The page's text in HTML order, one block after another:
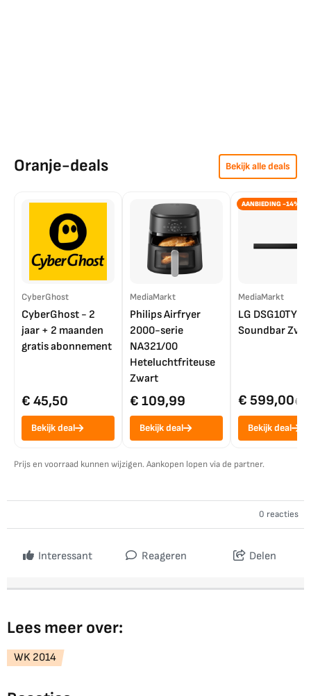
Oranje-deals Bekijk alle deals
CyberGhost
CyberGhost - 2
jaar + 2 maanden
gratis abonnement
€ 45,50
Bekijk deal
MediaMarkt
Philips Airfryer
2000-serie
NA321/00
Heteluchtfriteuse
Zwart
€ 109,99
Bekijk deal
AANBIEDING -14%
MediaMarkt
LG DSG10TY
Soundbar
€ 599,00€
Bekijk deal
Prijs en voorraad kunnen wijzigen. Aankopen lopen via de partner.
0 reacties
Interessant Reageren Delen
Lees meer over:
WK 2014